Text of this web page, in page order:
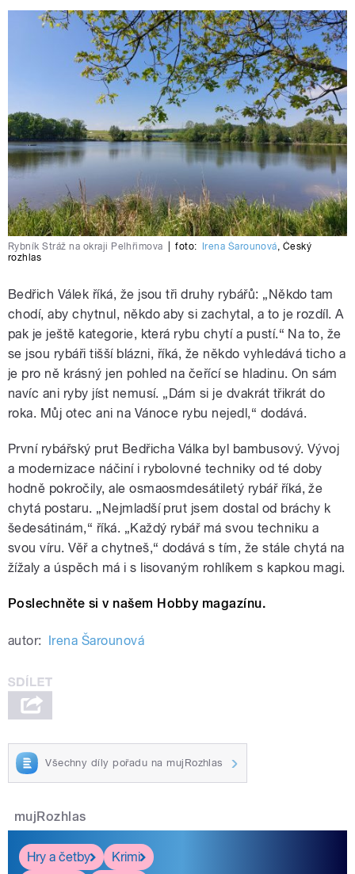
Rybník Stráž na okraji Pelhřimova foto: Irena Šarounová, Český
rozhlas
Bedřich Válek říká, že jsou tři druhy rybářů: „Někdo tam
chodí, aby chytnul, někdo aby si zachytal, a to je rozdíl. A
pak je ještě kategorie, která rybu chytí a pustí.“ Na to, že
se jsou rybáři tišší blázni, říká, že někdo vyhledává ticho a
je pro ně krásný jen pohled na čeřící se hladinu. On sám
navíc ani ryby jíst nemusí. „Dám si je dvakrát třikrát do
roka. Můj otec ani na Vánoce rybu nejedl,“ dodává.
První rybářský prut Bedřicha Válka byl bambusový. Vývoj
a modernizace náčiní i rybolovné techniky od té doby
hodně pokročily, ale osmaosmdesátiletý rybář říká, že
chytá postaru. „Nejmladší prut jsem dostal od bráchy k
šedesátinám,“ říká. „Každý rybář má svou techniku a
svou víru. Věř a chytneš,“ dodává s tím, že stále chytá na
žížaly a úspěch má i s lisovaným rohlíkem s kapkou magi.
Poslechněte si v našem Hobby magazínu.
autor: Irena Šarounová
Všechny díly pořadu na mujRozhlas
mujRozhlas
Hry a četby Krimi